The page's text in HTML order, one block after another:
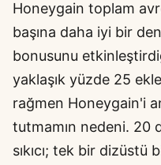
Honeygain toplam
başına daha iyi bir
bonusunu
yaklaşık yüzde 25
rağmen Honeygain'i
tutmamın nedeni. 20
sıkıcı; tek bir dizüstü